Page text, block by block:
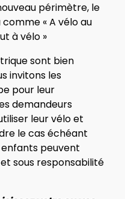
périmètre, le
« A vélo au
à vélo »
sont bien
invitons les
pour leur
demandeurs
leur vélo et
le cas échéant
enfants peuvent
sous responsabilité